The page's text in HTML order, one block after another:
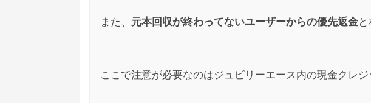
1
また、 元本回収が終わってないユーザーからの優先返金と
ここで注意が必要なのはジュビリーエース内の現金クレジ